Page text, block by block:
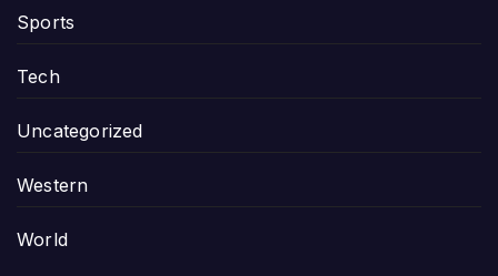
Sports
Tech
Uncategorized
Western
World